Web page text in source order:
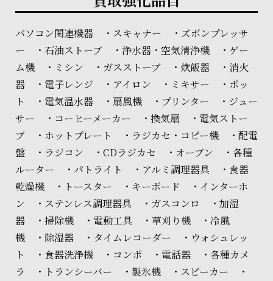
パソコン関連機器 ・スキャナー ・ズボンプレッサ
ー ・石油ストーブ ・浄水器・空気清浄機 ・ゲー
ム機 ・ミシン ・ガスストーブ ・炊飯器 ・消火
器 ・電子レンジ ・アイロン ・ミキサー ・ポッ
ト ・電気温水器 ・扇風機 ・プリンター ・ジュー
サー ・コーヒーメーカー ・換気扇 ・電気ストー
ブ ・ホットプレート ・ラジカセ・コピー機 ・配電
盤 ・ラジコン ・CDラジカセ ・オーブン ・各種
ルーター ・パトライト ・アルミ調理器具 ・食器
乾燥機 ・トースター ・キーボード ・インターホ
ン ・ステンレス調理器具 ・ガスコンロ ・加湿
器 ・掃除機 ・電動工具 ・草刈り機 ・冷風
機 ・除湿器 ・タイムレコーダー ・ウォシュレッ
ト ・食器洗浄機 ・コンポ ・電話器 ・各種カメ
ラ ・トランシーバー ・製氷機 ・スピーカー ・